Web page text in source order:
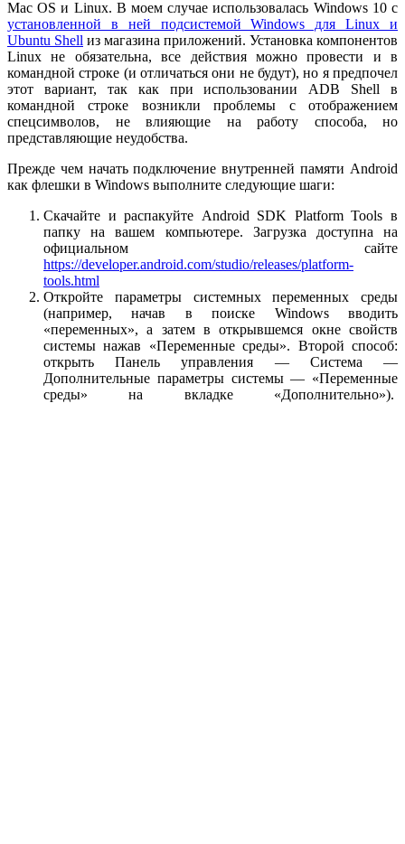
Mac OS и Linux. В моем случае использовалась Windows 10 с
установленной в ней подсистемой Windows для Linux и
Ubuntu Shell из магазина приложений. Установка компонентов
Linux не обязательна, все действия можно провести и в
командной строке (и отличаться они не будут), но я предпочел
этот вариант, так как при использовании ADB Shell в
командной строке возникли проблемы с отображением
спецсимволов, не влияющие на работу способа, но
представляющие неудобства.
Прежде чем начать подключение внутренней памяти Android
как флешки в Windows выполните следующие шаги:
Скачайте и распакуйте Android SDK Platform Tools в
папку на вашем компьютере. Загрузка доступна на
официальном сайте
https://developer.android.com/studio/releases/platform-
tools.html
Откройте параметры системных переменных среды
(например, начав в поиске Windows вводить
«переменных», а затем в открывшемся окне свойств
системы нажав «Переменные среды». Второй способ:
открыть Панель управления — Система —
Дополнительные параметры системы — «Переменные
среды» на вкладке «Дополнительно»).